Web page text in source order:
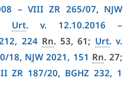
– VI­II ZR 265/07, NJW
Urt. v. 12.10.2016 –
224 Rn. 53, 61; Urt. v.
18, NJW 2021, 151 Rn. 27;
ZR 187/20, BGHZ 232, 1